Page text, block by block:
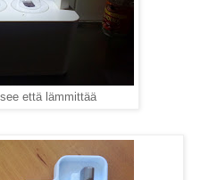
että lämmittää